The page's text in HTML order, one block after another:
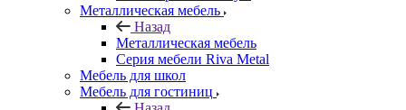
Металлическая мебель
Назад
Металлическая мебель
Серия мебели Riva Metal
Мебель для школ
Мебель для гостиниц